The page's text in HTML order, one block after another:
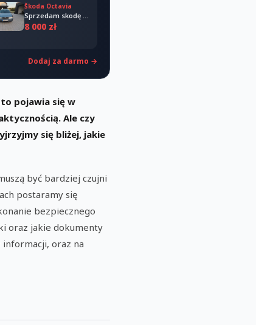
Škoda Octavia
Sprzedam skodę octavia 2008
8 000 zł
Dodaj za darmo →
pojawia się w
Ale czy
się bliżej, jakie
być bardziej czujni
postaramy się
bezpiecznego
oraz jakie dokumenty
oraz na